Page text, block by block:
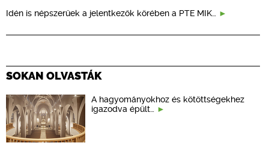
Idén is népszerűek a jelentkezők körében a PTE MIK…
SOKAN OLVASTÁK
A hagyományokhoz és kötöttségekhez
igazodva épült…